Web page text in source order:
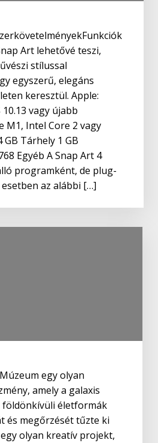
Art lehetővé teszi,
stílussal
egyszerű, elegáns
keresztül. Apple:
10.13 vagy újabb
M1, Intel Core 2 vagy
Tárhely 1 GB
Egyéb A Snap Art 4
programként, de plug-
az alábbi […]
egy olyan
amely a galaxis
életformák
és megőrzését tűzte ki
olyan kreatív projekt,